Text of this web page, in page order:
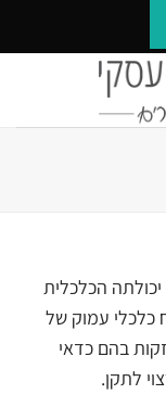
הכלכלית
כלכלי עמוק של
בהם כדאי
לתקן.